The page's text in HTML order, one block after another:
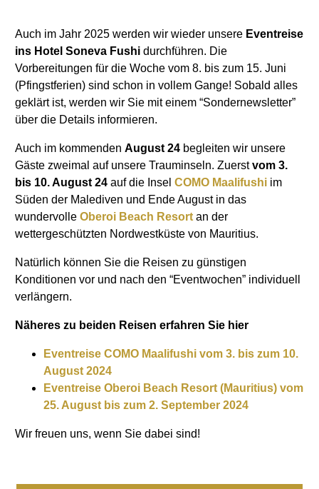
Auch im Jahr 2025 werden wir wieder unsere Eventreise
ins Hotel Soneva Fushi durchführen. Die
Vorbereitungen für die Woche vom 8. bis zum 15. Juni
(Pfingstferien) sind schon in vollem Gange! Sobald alles
geklärt ist, werden wir Sie mit einem “Sondernewsletter”
über die Details informieren.
Auch im kommenden August 24 begleiten wir unsere
Gäste zweimal auf unsere Trauminseln. Zuerstvom 3.
bis 10. August 24 auf die Insel COMO Maalifushi im
Süden der Malediven und Ende August in das
wundervolle Oberoi Beach Resort an der
wettergeschützten Nordwestküste von Mauritius.
Natürlich können Sie die Reisen zu günstigen
Konditionen vor und nach den “Eventwochen” individuell
verlängern.
Näheres zu beiden Reisen erfahren Sie hier
Eventreise COMO Maalifushi vom 3. bis zum 10.
August 2024
Eventreise Oberoi Beach Resort (Mauritius) vom
25. August bis zum 2. September 2024
Wir freuen uns, wenn Sie dabei sind!